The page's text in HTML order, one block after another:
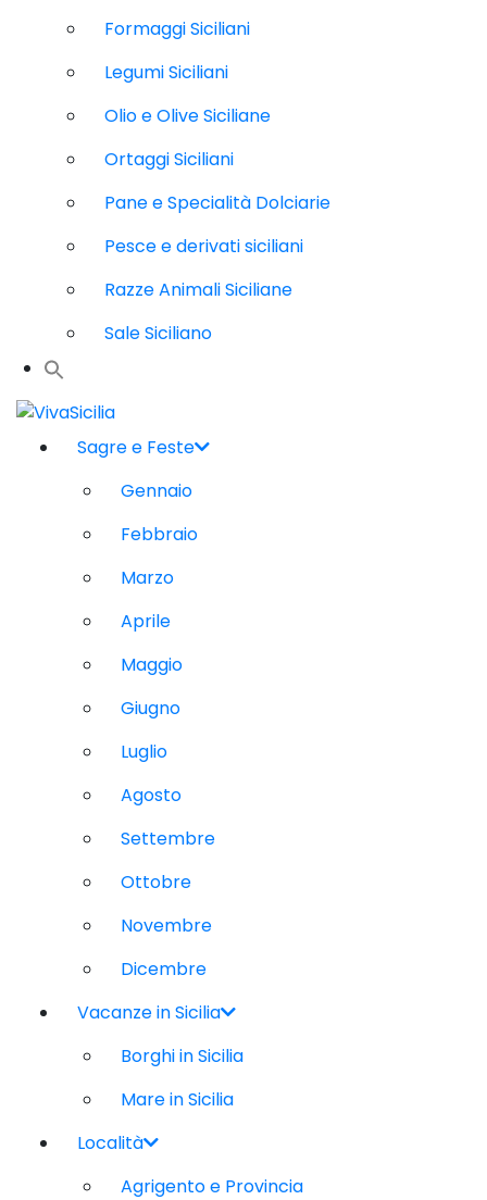
Formaggi Siciliani
Legumi Siciliani
Olio e Olive Siciliane
Ortaggi Siciliani
Pane e Specialità Dolciarie
Pesce e derivati siciliani
Razze Animali Siciliane
Sale Siciliano
Sagre e Feste
Gennaio
Febbraio
Marzo
Aprile
Maggio
Giugno
Luglio
Agosto
Settembre
Ottobre
Novembre
Dicembre
Vacanze in Sicilia
Borghi in Sicilia
Mare in Sicilia
Località
Agrigento e Provincia